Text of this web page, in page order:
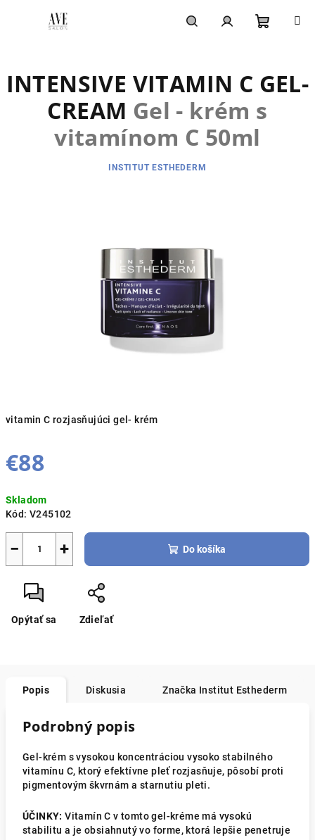
košík
vitamin C rozjasňujúci gel- krém
€88
cena:
Skladom
Kód: V245102
+
− Do košíka
Opýtať sa Zdieľať
INTENSIVE VITAMIN C GEL-
CREAM Gel - krém s
vitamínom C 50ml
INSTITUT ESTHEDERM
Popis Diskusia Značka Institut Esthederm
Podrobný popis
Gel-krém s vysokou koncentráciou vysoko stabilného
vitamínu C, ktorý efektívne pleť rozjasňuje, pôsobí proti
pigmentovým škvrnám a starnutiu pleti.
ÚČINKY: Vitamín C v tomto gel-kréme má vysokú
stabilitu a je obsiahnutý vo forme, ktorá lepšie penetruje